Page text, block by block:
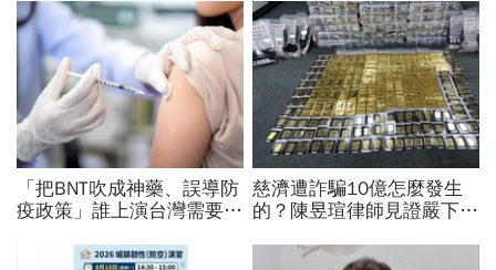
「把BNT吹成神藥、誤導防
疫政策」誰上演台灣需要中
瑾：還防疫團隊一個公道
慈濟遭詐騙10億怎麼發生
的？陳昱瑄律師見證嚴下跪
金，洗錢手法曝光…慈濟回